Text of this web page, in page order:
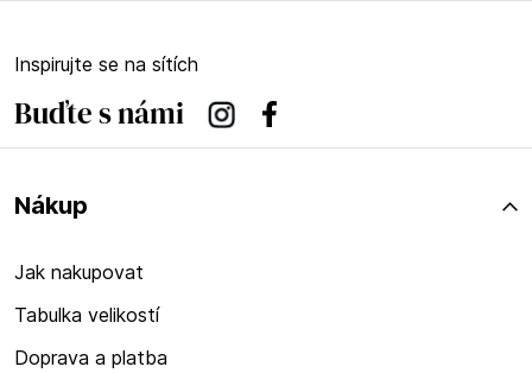
Inspirujte se na sítích
Buďte s námi InstagramFacebook
Nákup
Jak nakupovat
Tabulka velikostí
Doprava a platba